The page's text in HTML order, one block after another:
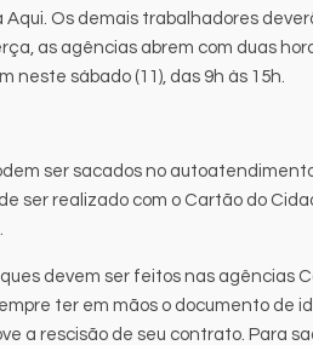
Os demais trabalhadores
as agências abrem com duas
neste sábado (11), das 9h às 15h.
ser sacados no
ser realizado com o Cartão do
devem ser feitos nas agências
ter em mãos o documento de
a rescisão de seu contrato. Para